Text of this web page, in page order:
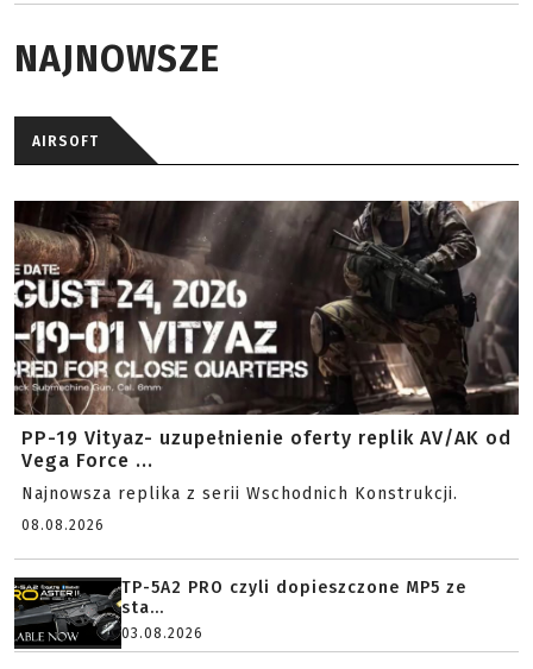
NAJNOWSZE
AIRSOFT
PP-19 Vityaz- uzupełnienie oferty replik AV/AK od
Vega Force ...
Najnowsza replika z serii Wschodnich Konstrukcji.
08.08.2026
TP-5A2 PRO czyli dopieszczone MP5 ze
sta...
03.08.2026